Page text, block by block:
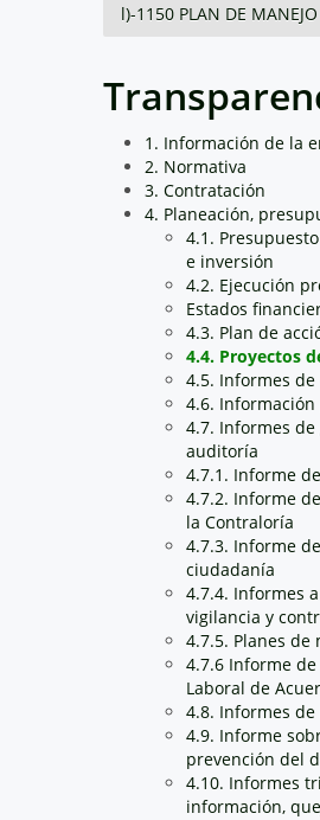
l)-1150 PLAN DE MANEJO
1. Información de la
2. Normativa
3. Contratación
4. Planeación,
4.1.
e inversión
4.2. Ejecución
Estados
4.3. Plan de
4.4. Proyectos
4.5. Informes
4.6.
4.7. Informes
auditoría
4.7.1. Informe
4.7.2. Informe
la Contraloría
4.7.3. Informe
ciudadanía
4.7.4. Informes
vigilancia y
4.7.5. Planes
4.7.6 Informe
Laboral de
4.8. Informes
4.9. Informe
prevención del
4.10. Informes
información,